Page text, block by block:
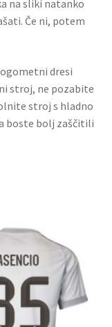
na sliki natanko
Če ni, potem
dresi
stroj, ne pozabite
stroj s hladno
boste bolj zaščitili